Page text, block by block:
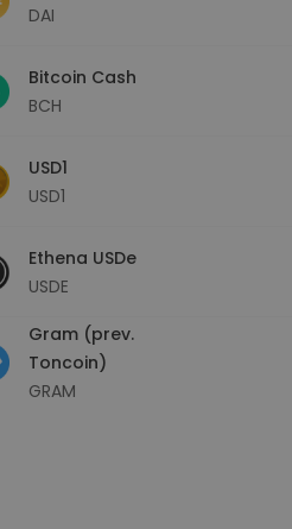
DAI
Bitcoin Cash
BCH
USD1
USD1
Ethena USDe
USDE
Gram (prev.
Toncoin)
GRAM